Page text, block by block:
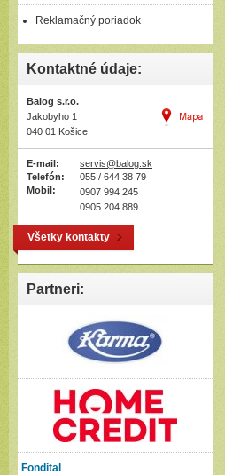
Reklamačný poriadok
Kontaktné údaje:
Balog s.r.o.
Jakobyho 1
040 01 Košice
E-mail:
servis@balog.sk
Telefón:
055 / 644 38 79
Mobil:
0907 994 245
0905 204 889
Všetky kontakty
Partneri:
Fondital